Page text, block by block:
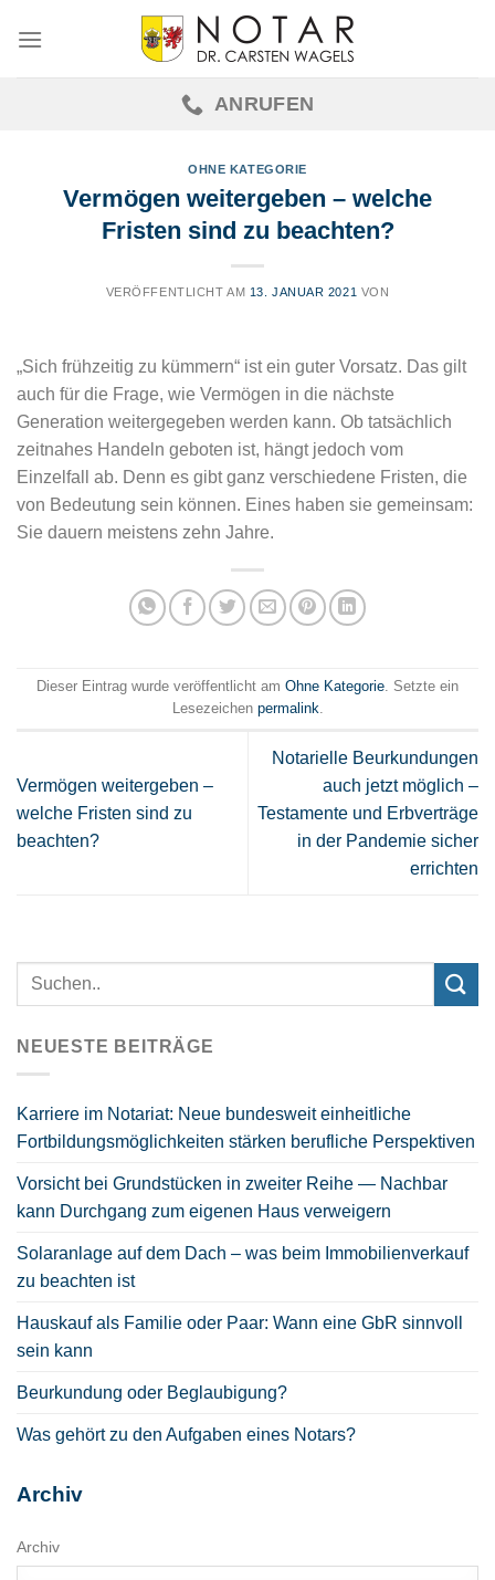
ANRUFEN
OHNE KATEGORIE
Vermögen weitergeben – welche
Fristen sind zu beachten?
VERÖFFENTLICHT AM 13. JANUAR 2021 VON
„Sich frühzeitig zu kümmern“ ist ein guter Vorsatz. Das gilt
auch für die Frage, wie Vermögen in die nächste
Generation weitergegeben werden kann. Ob tatsächlich
zeitnahes Handeln geboten ist, hängt jedoch vom
Einzelfall ab. Denn es gibt ganz verschiedene Fristen, die
von Bedeutung sein können. Eines haben sie gemeinsam:
Sie dauern meistens zehn Jahre.
Dieser Eintrag wurde veröffentlicht am Ohne Kategorie . Setzte ein
Lesezeichen permalink
Vermögen weitergeben –
welche Fristen sind zu
beachten?
Notarielle Beurkundungen
auch jetzt möglich –
Testamente und Erbverträge
in der Pandemie sicher
errichten
NEUESTE BEITRÄGE
Karriere im Notariat: Neue bundesweit einheitliche
Fortbildungsmöglichkeiten stärken berufliche Perspektiven
Vorsicht bei Grundstücken in zweiter Reihe — Nachbar
kann Durchgang zum eigenen Haus verweigern
Solaranlage auf dem Dach – was beim Immobilienverkauf
zu beachten ist
Hauskauf als Familie oder Paar: Wann eine GbR sinnvoll
sein kann
Beurkundung oder Beglaubigung?
Was gehört zu den Aufgaben eines Notars?
Archiv
Archiv